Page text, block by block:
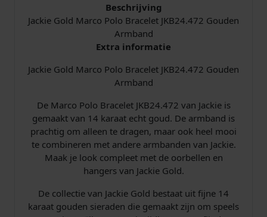
e
J
B
2
4
.
4
7
2
a
a
Beschrijving
Jackie Gold Marco Polo Bracelet JKB24.472 Gouden
Armband
Extra informatie
Jackie Gold Marco Polo Bracelet JKB24.472 Gouden
Armband
De Marco Polo Bracelet JKB24.472 van Jackie is
gemaakt van 14 karaat echt goud. De armband is
prachtig om alleen te dragen, maar ook heel mooi
te combineren met andere armbanden van Jackie.
Maak je look compleet met de oorbellen en
hangers van Jackie Gold.
De collectie van Jackie Gold bestaat uit fijne 14
karaat gouden sieraden die gemaakt zijn om speels